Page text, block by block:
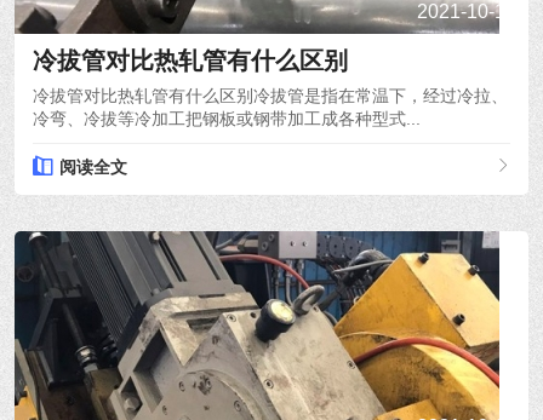
2021-10-15
冷拔管对比热轧管有什么区别
冷拔管对比热轧管有什么区别冷拔管是指在常温下，经过冷拉、
冷弯、冷拔等冷加工把钢板或钢带加工成各种型式...
阅读全文